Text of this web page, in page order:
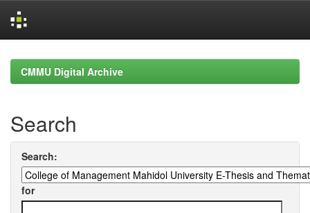
navigationCMMU Digital Archive
Search
Search:
for